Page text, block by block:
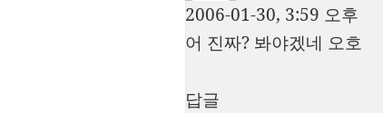
2006-01-30, 3:59 오후
어 진짜? 봐야겠네 오호
답글